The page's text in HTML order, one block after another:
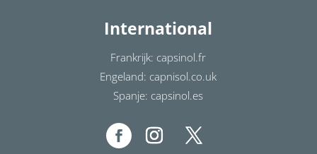
International
Frankrijk: capsinol.fr
Engeland: capnisol.co.uk
Spanje: capsinol.es